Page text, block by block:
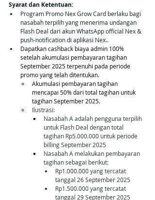
Syarat dan Ketentuan:
Program Promo Nex Grow Card berlaku bagi
nasabah terpilih yang menerima undangan
Flash Deal dari akun WhatsApp official Nex &
push-notification di aplikasi Nex..
Dapatkan cashback biaya admin 100%
setelah akumulasi pembayaran tagihan
September 2025 terpenuhi pada periode
promo yang telah ditentukan.
Akumulasi pembayaran tagihan
mencapai 50% dari total tagihan untuk
tagihan September 2025.
Ilustrasi:
Nasabah A adalah pengguna terpilih
untuk Flash Deal dengan total
tagihan Rp5.000.000 untuk periode
billing September 2025
Nasabah A melakukan pembayaran
tagihan sebagai berikut:
Rp1.000.000 yang tercatat
tanggal 26 September 2025
Rp1.500.000 yang tercatat
tanggal 29 September 2025